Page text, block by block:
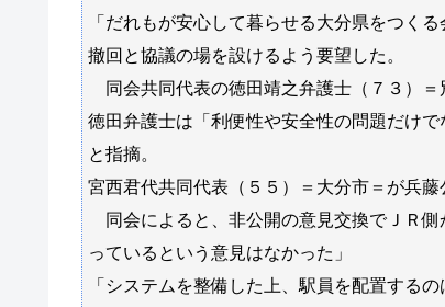
「だれもが安心して暮らせる大分県をつく
撤回と協議の場を設けるよう要望した。
同会共同代表の徳田靖之弁護士（７３）＝
徳田弁護士は「利便性や安全性の問題だけ
と指摘。
宮西君代共同代表（５５）＝大分市＝が兵藤
同会によると、非公開の意見交換でＪＲ側
っているという意見はなかった」
「システムを整備した上、駅員を配置する